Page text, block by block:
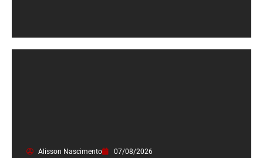
Alisson Nascimento 07/08/2026